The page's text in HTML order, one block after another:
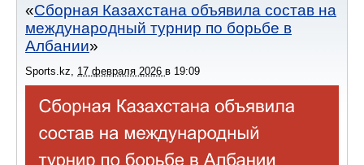
Сборная Казахстана объявила состав на
международный турнир по борьбе в
Албании
Sports.kz 17 февраля 2026 в 19:09